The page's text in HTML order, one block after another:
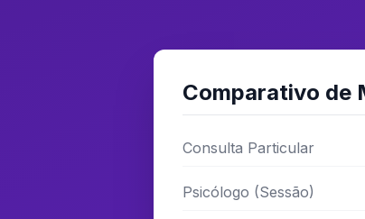
Comparativo de
Consulta Particular
Psicólogo (Sessão)